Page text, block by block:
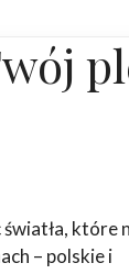
które
– polskie i